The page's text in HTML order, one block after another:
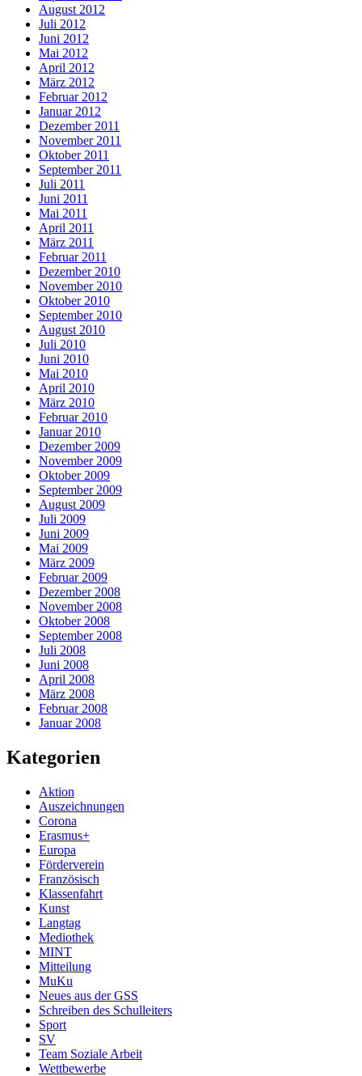
August 2012
Juli 2012
Juni 2012
Mai 2012
April 2012
März 2012
Februar 2012
Januar 2012
Dezember 2011
November 2011
Oktober 2011
September 2011
Juli 2011
Juni 2011
Mai 2011
April 2011
März 2011
Februar 2011
Dezember 2010
November 2010
Oktober 2010
September 2010
August 2010
Juli 2010
Juni 2010
Mai 2010
April 2010
März 2010
Februar 2010
Januar 2010
Dezember 2009
November 2009
Oktober 2009
September 2009
August 2009
Juli 2009
Juni 2009
Mai 2009
März 2009
Februar 2009
Dezember 2008
November 2008
Oktober 2008
September 2008
Juli 2008
Juni 2008
April 2008
März 2008
Februar 2008
Januar 2008
Kategorien
Aktion
Auszeichnungen
Corona
Erasmus+
Europa
Förderverein
Französisch
Klassenfahrt
Kunst
Langtag
Mediothek
MINT
Mitteilung
MuKu
Neues aus der GSS
Schreiben des Schulleiters
Sport
SV
Team Soziale Arbeit
Wettbewerbe